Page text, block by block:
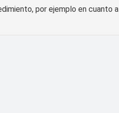
por ejemplo en cuanto a